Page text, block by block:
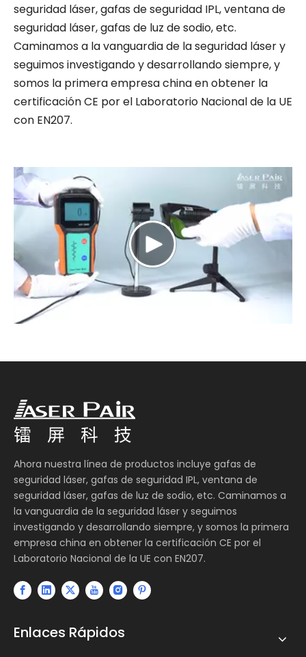
seguridad láser, gafas de seguridad IPL, ventana de
seguridad láser, gafas de luz de sodio, etc.
Caminamos a la vanguardia de la seguridad láser y
seguimos investigando y desarrollando siempre, y
somos la primera empresa china en obtener la
certificación CE por el Laboratorio Nacional de la UE
con EN207.
Ahora nuestra línea de productos incluye gafas de
seguridad láser, gafas de seguridad IPL, ventana de
seguridad láser, gafas de luz de sodio, etc. Caminamos a
la vanguardia de la seguridad láser y seguimos
investigando y desarrollando siempre, y somos la primera
empresa china en obtener la certificación CE por el
Laboratorio Nacional de la UE con EN207.
Enlaces Rápidos